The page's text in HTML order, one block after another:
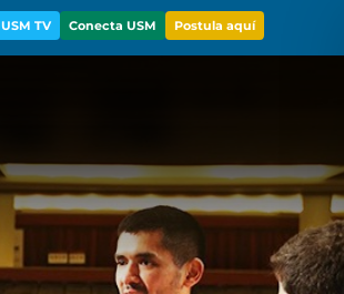
USM TV Conecta USM Postula aquí